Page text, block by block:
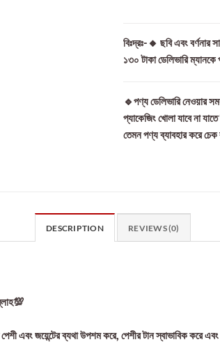
বিঃদ্রঃ-🔸 ছবি এবং বর্ণনার
১৩০ টাকা ডেলিভারি ম্যানকে
🔹পণ্য ডেলিভারি নেওয়ার
প্যাকেজিং খোলা যাবে না
তেমন পণ্য ব্যাবহার করে চেক
DESCRIPTION REVIEWS (0)
এবং জয়েন্টের ব্যথা উপশম করে, পেশীর টান স্বাভাবিক করে